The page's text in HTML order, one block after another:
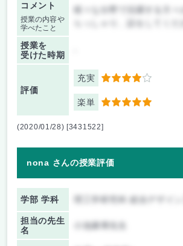
コメント
授業の内容や
学べたこと
授業を
受けた時期
評価
充実 4
楽単 5
(2020/01/28) [3431522]
nona さんの授業評価
学部 学科
担当の先生
名
小池康博先生